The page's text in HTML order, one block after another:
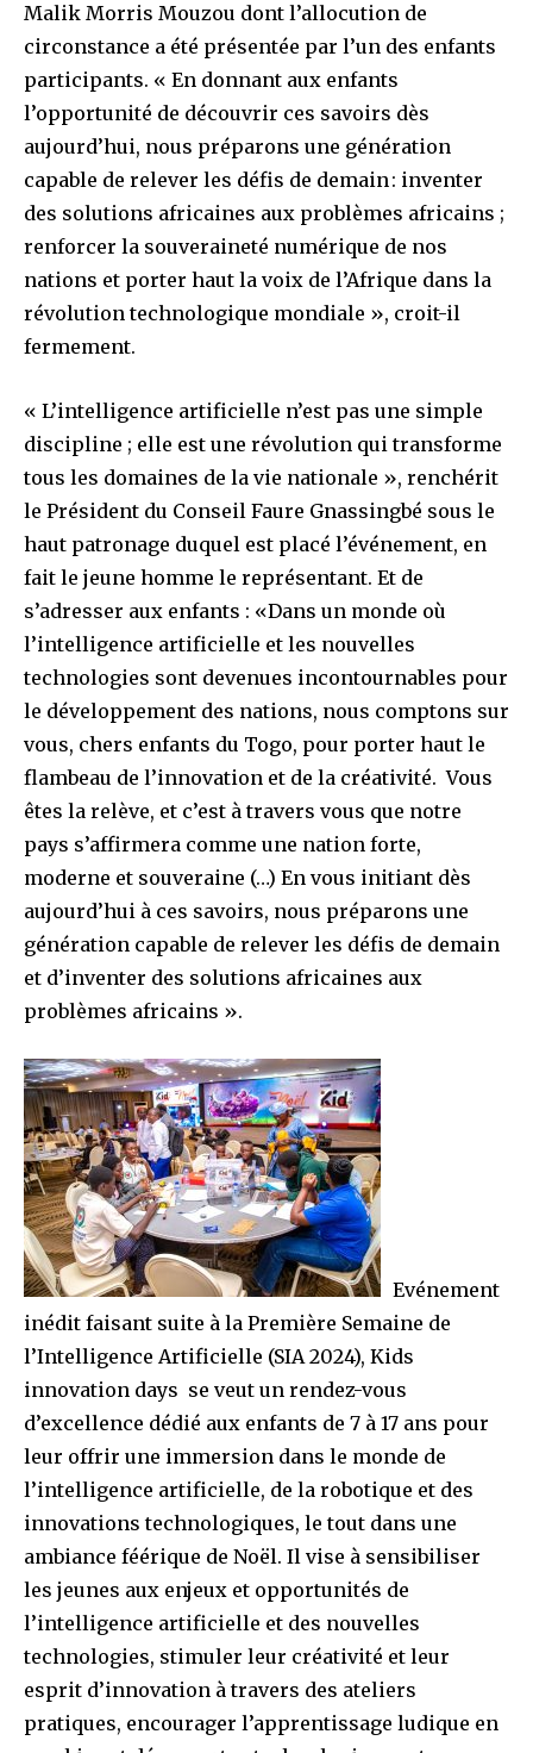
Malik Morris Mouzou dont l’allocution de
circonstance a été présentée par l’un des enfants
participants. « En donnant aux enfants
l’opportunité de découvrir ces savoirs dès
aujourd’hui, nous préparons une génération
capable de relever les défis de demain : inventer
des solutions africaines aux problèmes africains ;
renforcer la souveraineté numérique de nos
nations et porter haut la voix de l’Afrique dans la
révolution technologique mondiale », croit-il
fermement.
« L’intelligence artificielle n’est pas une simple
discipline ; elle est une révolution qui transforme
tous les domaines de la vie nationale », renchérit
le Président du Conseil Faure Gnassingbé sous le
haut patronage duquel est placé l’événement, en
fait le jeune homme le représentant. Et de
s’adresser aux enfants : «Dans un monde où
l’intelligence artificielle et les nouvelles
technologies sont devenues incontournables pour
le développement des nations, nous comptons sur
vous, chers enfants du Togo, pour porter haut le
flambeau de l’innovation et de la créativité. Vous
êtes la relève, et c’est à travers vous que notre
pays s’affirmera comme une nation forte,
moderne et souveraine (…) En vous initiant dès
aujourd’hui à ces savoirs, nous préparons une
génération capable de relever les défis de demain
et d’inventer des solutions africaines aux
problèmes africains ».
Evénement
inédit faisant suite à la Première Semaine de
l’Intelligence Artificielle (SIA 2024), Kids
innovation days se veut un rendez-vous
d’excellence dédié aux enfants de 7 à 17 ans pour
leur offrir une immersion dans le monde de
l’intelligence artificielle, de la robotique et des
innovations technologiques, le tout dans une
ambiance féérique de Noël. Il vise à sensibiliser
les jeunes aux enjeux et opportunités de
l’intelligence artificielle et des nouvelles
technologies, stimuler leur créativité et leur
esprit d’innovation à travers des ateliers
pratiques, encourager l’apprentissage ludique en